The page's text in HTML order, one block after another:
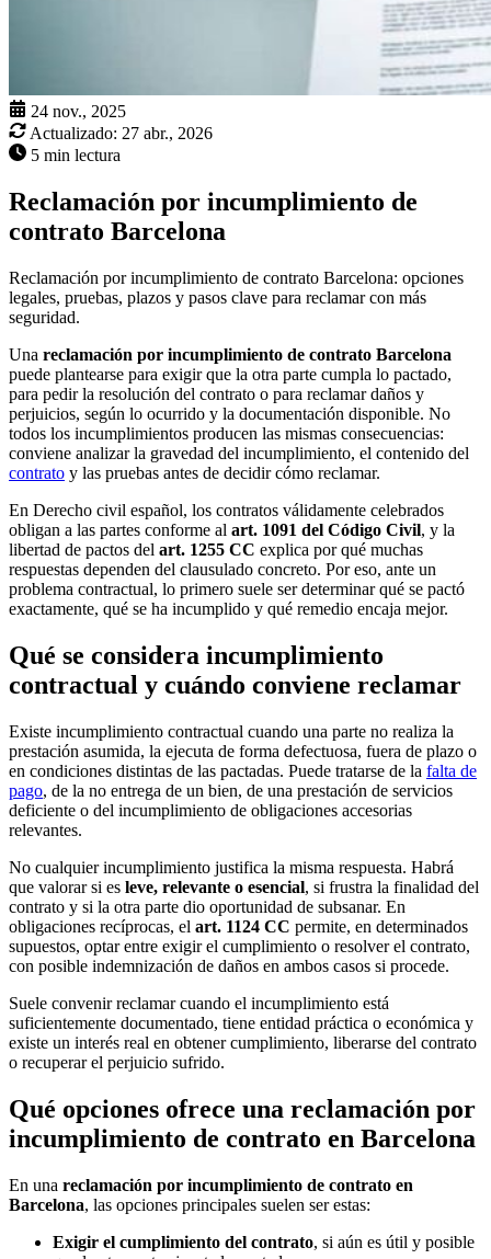
24 nov., 2025
Actualizado: 27 abr., 2026
5 min lectura
Reclamación por incumplimiento de
contrato Barcelona
Reclamación por incumplimiento de contrato Barcelona: opciones
legales, pruebas, plazos y pasos clave para reclamar con más
seguridad.
Una reclamación por incumplimiento de contrato Barcelona
puede plantearse para exigir que la otra parte cumpla lo pactado,
para pedir la resolución del contrato o para reclamar daños y
perjuicios, según lo ocurrido y la documentación disponible. No
todos los incumplimientos producen las mismas consecuencias:
conviene analizar la gravedad del incumplimiento, el contenido del
contrato y las pruebas antes de decidir cómo reclamar.
En Derecho civil español, los contratos válidamente celebrados
obligan a las partes conforme al art. 1091 del Código Civil, y la
libertad de pactos del art. 1255 CC explica por qué muchas
respuestas dependen del clausulado concreto. Por eso, ante un
problema contractual, lo primero suele ser determinar qué se pactó
exactamente, qué se ha incumplido y qué remedio encaja mejor.
Qué se considera incumplimiento
contractual y cuándo conviene reclamar
Existe incumplimiento contractual cuando una parte no realiza la
prestación asumida, la ejecuta de forma defectuosa, fuera de plazo o
en condiciones distintas de las pactadas. Puede tratarse de la falta de
pago, de la no entrega de un bien, de una prestación de servicios
deficiente o del incumplimiento de obligaciones accesorias
relevantes.
No cualquier incumplimiento justifica la misma respuesta. Habrá
que valorar si es leve, relevante o esencial, si frustra la finalidad del
contrato y si la otra parte dio oportunidad de subsanar. En
obligaciones recíprocas, el art. 1124 CC permite, en determinados
supuestos, optar entre exigir el cumplimiento o resolver el contrato,
con posible indemnización de daños en ambos casos si procede.
Suele convenir reclamar cuando el incumplimiento está
suficientemente documentado, tiene entidad práctica o económica y
existe un interés real en obtener cumplimiento, liberarse del contrato
o recuperar el perjuicio sufrido.
Qué opciones ofrece una reclamación por
incumplimiento de contrato en Barcelona
En una reclamación por incumplimiento de contrato en
Barcelona, las opciones principales suelen ser estas:
Exigir el cumplimiento del contrato, si aún es útil y posible